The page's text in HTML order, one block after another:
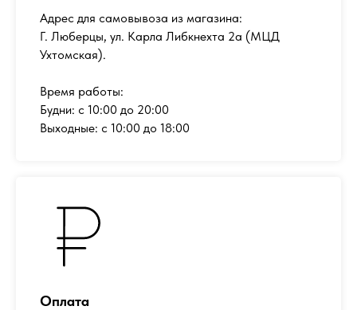
Адрес для самовывоза из магазина:
Г. Люберцы, ул. Карла Либкнехта 2а (МЦД
Ухтомская).
Время работы:
Будни: с 10:00 до 20:00
Выходные: с 10:00 до 18:00
Оплата